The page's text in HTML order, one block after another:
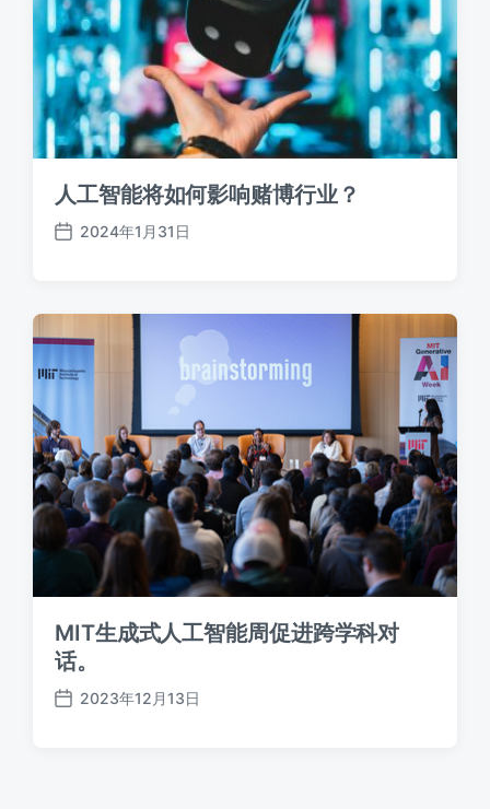
人工智能将如何影响赌博行业？
发
期
2024年1月31日
MIT生成式人工智能周促进跨学科对
话。
发
2023年12月13日